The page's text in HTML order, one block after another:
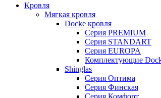
Кровля
Мягкая кровля
Docke кровля
Серия PREMIUM
Серия STANDART
Серия EUROPA
Комплектующие
Shinglas
Серия Оптима
Серия Финская
Серия Комфорт